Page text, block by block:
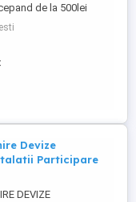
de la 500lei
seriosi si corecti
bazata pe
reciproc.
Devize
Participare
DEVIZE